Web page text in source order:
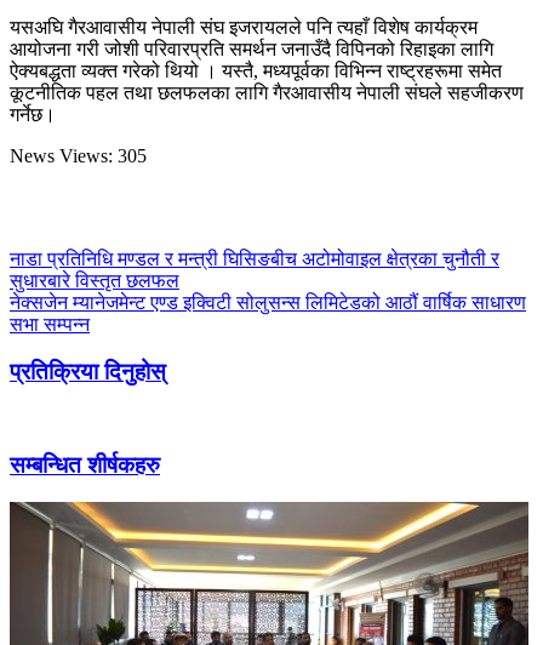
यसअघि गैरआवासीय नेपाली संघ इजरायलले पनि त्यहाँ विशेष कार्यक्रम
आयोजना गरी जोशी परिवारप्रति समर्थन जनाउँदै विपिनको रिहाइका लागि
ऐक्यबद्धता व्यक्त गरेको थियो । यस्तै, मध्यपूर्वका विभिन्न राष्ट्रहरूमा समेत
कूटनीतिक पहल तथा छलफलका लागि गैरआवासीय नेपाली संघले सहजीकरण
गर्नेछ।
News Views: 305
नाडा प्रतिनिधि मण्डल र मन्त्री घिसिङबीच अटोमोवाइल क्षेत्रका चुनौती र
सुधारबारे विस्तृत छलफल
नेक्सजेन म्यानेजमेन्ट एण्ड इक्विटी सोलुसन्स लिमिटेडको आठौं वार्षिक साधारण
सभा सम्पन्न
प्रतिक्रिया दिनुहोस्
सम्बन्धित शीर्षकहरु